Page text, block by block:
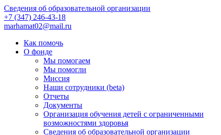
Сведения об образовательной организации
+7 (347) 246-43-18
marhamat02@mail.ru
Как помочь
О фонде
Мы помогаем
Мы помогли
Миссия
Наши сотрудники (beta)
Отчеты
Документы
Организация обучения детей с ограниченными
возможностями здоровья
Сведения об образовательной организации